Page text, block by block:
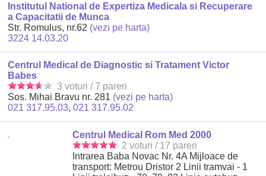
Institutul National de Expertiza Medicala si Recuperare
a Capacitatii de Munca
Str. Romulus, nr.62 (vezi pe harta)
3224 14.03.20
Centrul Medical de Diagnostic si Tratament Victor
Babes
3 voturi / 7 pareri
Sos. Mihai Bravu nr. 281 (vezi pe harta)
021 317.95.03,021 317.95.02
Centrul Medical Rom Med 2000
2 voturi / 17 pareri
Intrarea Baba Novac Nr. 4A Mijloace de
transport: Metrou Dristor 2 Linii tramvai - 1